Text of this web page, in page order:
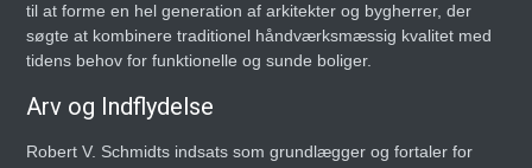
til at forme en hel generation af arkitekter og bygherrer, der
søgte at kombinere traditionel håndværksmæssig kvalitet med
tidens behov for funktionelle og sunde boliger.
Arv og Indflydelse
Robert V. Schmidts indsats som grundlægger og fortaler for